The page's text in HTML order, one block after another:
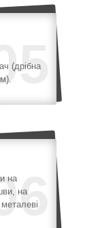
(дрібна
на
на